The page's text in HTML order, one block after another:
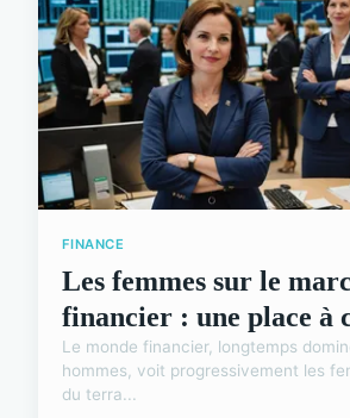
FINANCE
Les femmes sur le
financier : une place à
Le monde financier, longtemps
hommes, voit progressivement les
du terra...